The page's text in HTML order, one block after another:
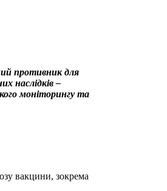
противник для
наслідків –
моніторингу та
вакцини, зокрема